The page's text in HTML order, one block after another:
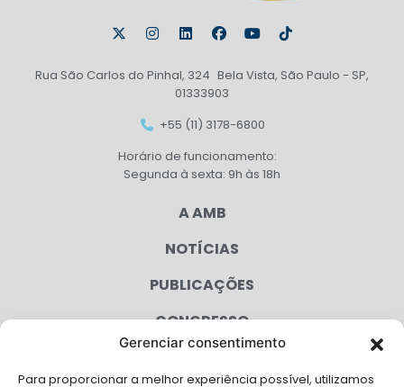
Gerenciar consentimento
Para proporcionar a melhor experiência possível, utilizamos
Rua São Carlos do Pinhal, 324 Bela Vista, São Paulo - SP,
01333903
+55 (11) 3178-6800
Horário de funcionamento:
Segunda à sexta: 9h às 18h
A AMB
NOTÍCIAS
PUBLICAÇÕES
CONGRESSO